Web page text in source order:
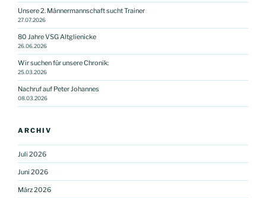
Unsere 2. Männermannschaft sucht Trainer
27.07.2026
80 Jahre VSG Altglienicke
26.06.2026
Wir suchen für unsere Chronik:
25.03.2026
Nachruf auf Peter Johannes
08.03.2026
ARCHIV
Juli 2026
Juni 2026
März 2026